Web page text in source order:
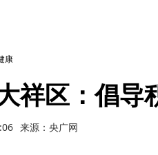
康
祥区：倡导
来源：央广网